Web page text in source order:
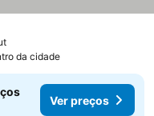
Ver preços
da cidade
Ver preços